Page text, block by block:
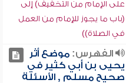
على الإمام من التخفيف) إلى
(باب ما يجوز للإمام من العمل
في الصلاة))
الفهرس:موضع أثر
يحيى بن أبي كثير في
صحيح مسلم , الأسئلة